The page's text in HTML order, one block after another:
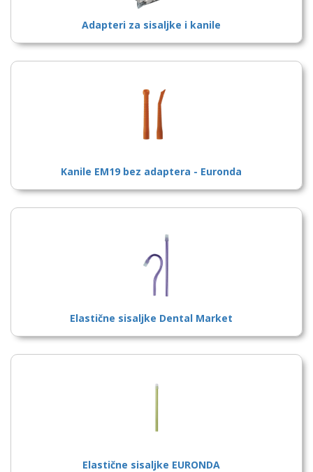
Adapteri za sisaljke i kanile
Kanile EM19 bez adaptera - Euronda
Elastične sisaljke Dental Market
Elastične sisaljke EURONDA